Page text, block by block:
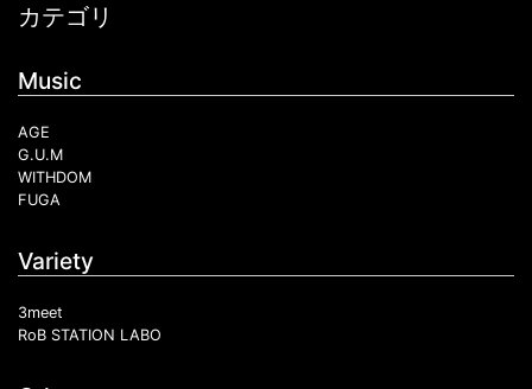
カテゴリ
Music
AGE
G.U.M
WITHDOM
FUGA
Variety
3meet
RoB STATION LABO